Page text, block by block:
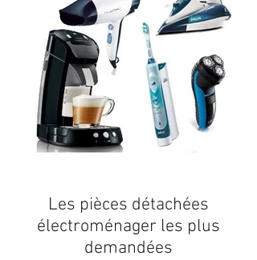
Les pièces détachées
électroménager les plus
demandées